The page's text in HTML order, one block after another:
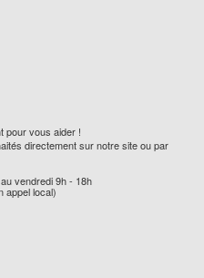
pour vous aider !
directement sur notre site ou par
vendredi 9h - 18h
appel local)